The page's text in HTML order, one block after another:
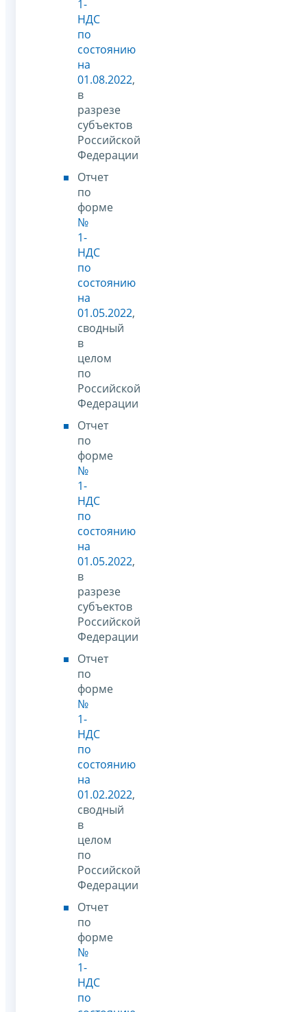
1-
НДС
по
состоянию
на
01.08.2022,
в
разрезе
субъектов
Российской
Федерации
Отчет
по
форме
№
1-
НДС
по
состоянию
на
01.05.2022,
сводный
в
целом
по
Российской
Федерации
Отчет
по
форме
№
1-
НДС
по
состоянию
на
01.05.2022,
в
разрезе
субъектов
Российской
Федерации
Отчет
по
форме
№
1-
НДС
по
состоянию
на
01.02.2022,
сводный
в
целом
по
Российской
Федерации
Отчет
по
форме
№
1-
НДС
по